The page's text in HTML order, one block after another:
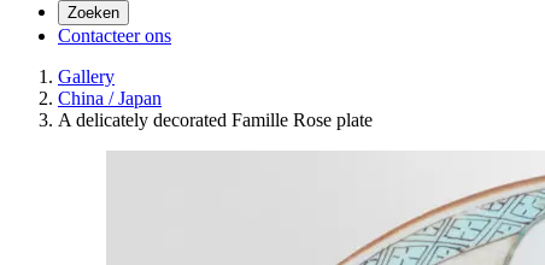
Zoeken
Contacteer ons
Gallery
China / Japan
A delicately decorated Famille Rose plate